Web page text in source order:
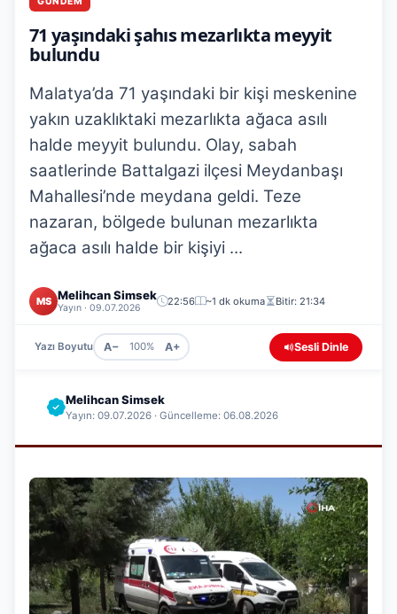
71 yaşındaki şahıs mezarlıkta meyyit
bulundu
Malatya’da 71 yaşındaki bir kişi meskenine
yakın uzaklıktaki mezarlıkta ağaca asılı
halde meyyit bulundu. Olay, sabah
saatlerinde Battalgazi ilçesi Meydanbaşı
Mahallesi’nde meydana geldi. Teze
nazaran, bölgede bulunan mezarlıkta
ağaca asılı halde bir kişiyi ...
MS Melihcan Simsek
Yayın · 09.07.2026
22:56 ~1 dk okuma Bitir: 21:34
Yazı Boyutu A− 100% A+ Sesli Dinle
Melihcan Simsek
Yayın: 09.07.2026 · Güncelleme: 06.08.2026